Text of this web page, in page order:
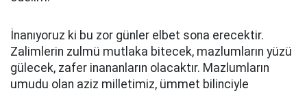
İnanıyoruz ki bu zor günler elbet sona erecektir.
Zalimlerin zulmü mutlaka bitecek, mazlumların yüzü
gülecek, zafer inananların olacaktır. Mazlumların
umudu olan aziz milletimiz, ümmet bilinciyle